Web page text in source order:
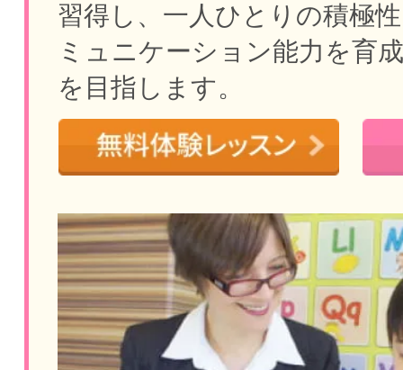
習得し、一人ひとりの積極
ミュニケーション能力を育
を目指します。